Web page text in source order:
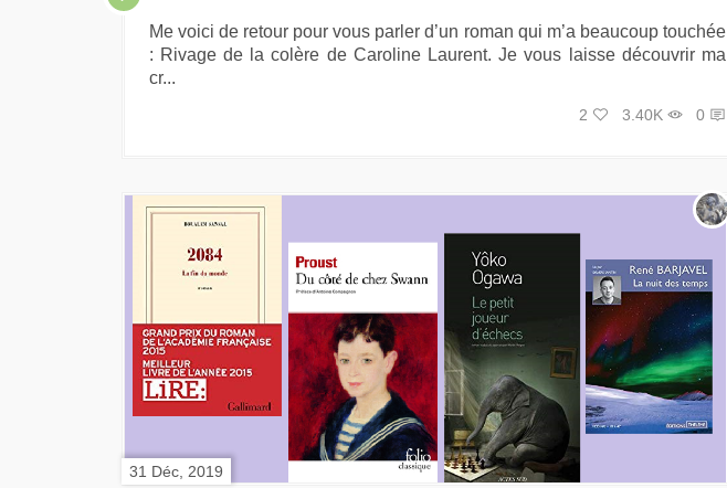
Me voici de retour pour vous parler d’un roman qui m’a beaucoup touchée
: Rivage de la colère de Caroline Laurent. Je vous laisse découvrir ma
cr...
2 3.40K 0
31 Déc, 2019